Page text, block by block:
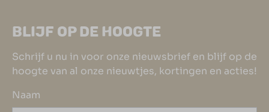
BLIJF OP DE HOOGTE
Schrijf u nu in voor onze nieuwsbrief en blijf op de
hoogte van al onze nieuwtjes, kortingen en acties!
Naam